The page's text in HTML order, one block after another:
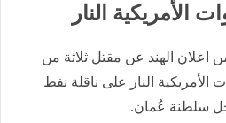
الأمريكية النار
اعلان الهند عن مقتل ثلاثة من
الأمريكية النار على ناقلة نفط
سلطنة عُمان.